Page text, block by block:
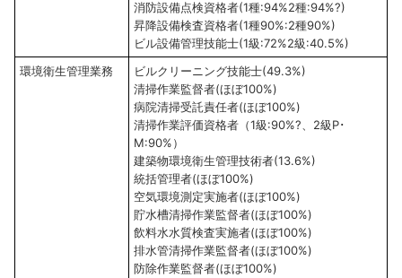
消防設備点検資格者(1種:94%2種:94%?)
昇降設備検査資格者(1種90%:2種90%)
ビル設備管理技能士(1級:72%2級:40.5%)
環境衛生管理業務
ビルクリーニング技能士(49.3%)
清掃作業監督者(ほぼ100%)
病院清掃受託責任者(ほぼ100%)
清掃作業評価資格者（1級:90%?、2級P･
M:90%）
建築物環境衛生管理技術者(13.6%)
統括管理者(ほぼ100%)
空気環境測定実施者(ほぼ100%)
貯水槽清掃作業監督者(ほぼ100%)
飲料水水質検査実施者(ほぼ100%)
排水管清掃作業監督者(ほぼ100%)
防除作業監督者(ほぼ100%)